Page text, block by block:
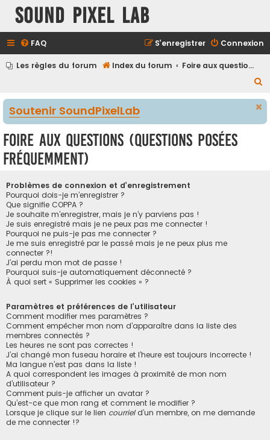
Sound Pixel Lab
FAQ Connexion
S’enregistrer
Les règles du forum Index du forum
Foire aux questions (Questions posées fréquemment)
e
Soutenir SoundPixelLab
Foire aux questions (Questions posées
fréquemment)
Problèmes de connexion et d’enregistrement
Pourquoi dois-je m’enregistrer ?
Que signifie COPPA ?
Je souhaite m’enregistrer, mais je n’y parviens pas !
Je suis enregistré mais je ne peux pas me connecter !
Pourquoi ne puis-je pas me connecter ?
Je me suis enregistré par le passé mais je ne peux plus me
connecter ?!
J’ai perdu mon mot de passe !
Pourquoi suis-je automatiquement déconnecté ?
À quoi sert « Supprimer les cookies » ?
Paramètres et préférences de l’utilisateur
Comment modifier mes paramètres ?
Comment empêcher mon nom d’apparaître dans la liste des
membres connectés ?
Les heures ne sont pas correctes !
J’ai changé mon fuseau horaire et l’heure est toujours incorrecte !
Ma langue n’est pas dans la liste !
A quoi correspondent les images à proximité de mon nom
d’utilisateur ?
Comment puis-je afficher un avatar ?
Qu’est-ce que mon rang et comment le modifier ?
Lorsque je clique sur le lien courrield’un membre, on me demande
de me connecter !?